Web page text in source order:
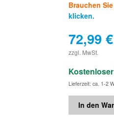
Brauchen
klicken.
72,99€
zzgl. MwSt.
Lieferzeit: ca. 1-2
In den